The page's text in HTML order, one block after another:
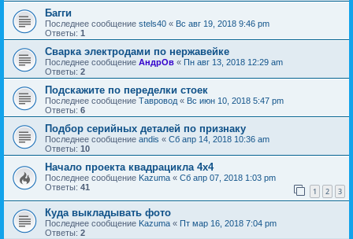
Багги
Последнее сообщение stels40 « Вс авг 19, 2018 9:46 pm
Ответы: 1
Сварка электродами по нержавейке
Последнее сообщение АндрОв « Пн авг 13, 2018 12:29 am
Ответы: 2
Подскажите по переделки стоек
Последнее сообщение Тавровод « Вс июн 10, 2018 5:47 pm
Ответы: 6
Подбор серийных деталей по признаку
Последнее сообщение andis « Сб апр 14, 2018 10:36 am
Ответы: 10
Начало проекта квадрацикла 4x4
Последнее сообщение Kazuma « Сб апр 07, 2018 1:03 pm
Ответы: 41 1 2 3
Куда выкладывать фото
Последнее сообщение Kazuma « Пт мар 16, 2018 7:04 pm
Ответы: 2